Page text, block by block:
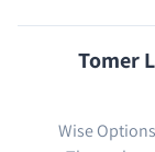
Tomer
Wise